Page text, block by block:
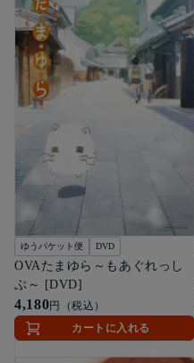
ゆうパケット便 DVD
OVAたまゆら～もあぐれっし
ぶ～ [DVD]
4,180円（税込）
カートに入れる